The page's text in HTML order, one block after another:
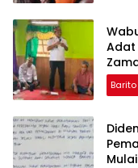
Adat